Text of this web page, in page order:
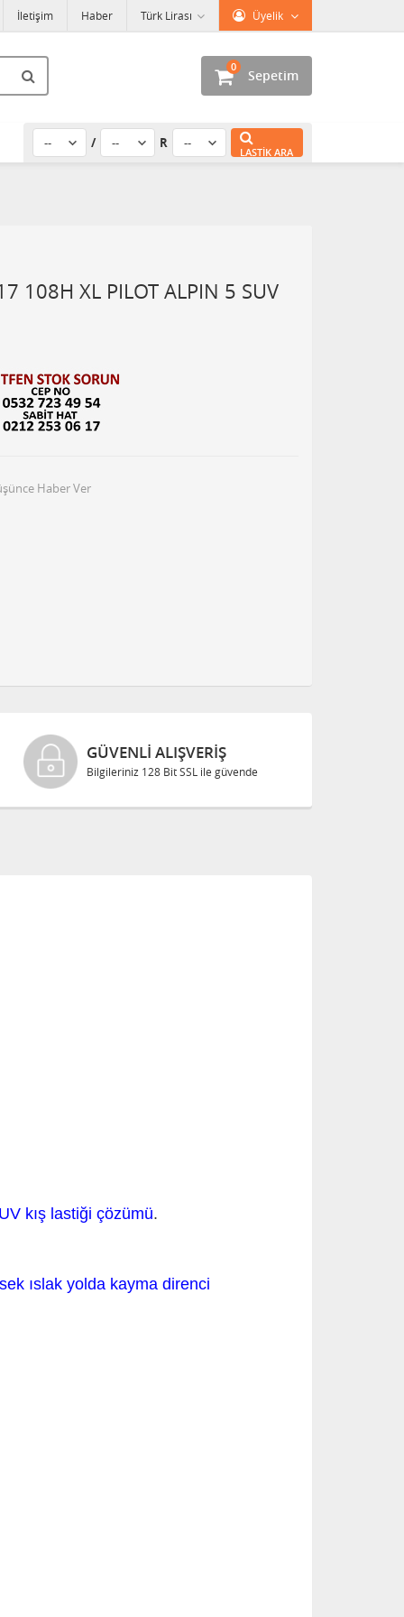
Üyelik
Türk Lirası
İletişim Haber
Sepetim
0
/ R
LASTIK ARA
108H XL PILOT ALPIN 5 SUV
Haber Ver
GÜVENLI ALIŞVERIŞ
Bilgileriniz 128 Bit SSL ile güvende
kış lastiği çözümü.
ıslak yolda kayma direnci